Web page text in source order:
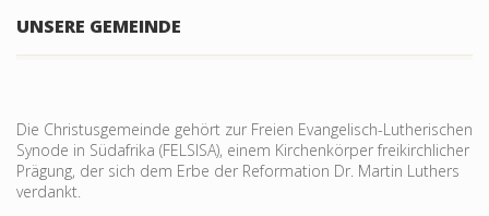
UNSERE GEMEINDE
Die Christusgemeinde gehört zur Freien Evangelisch-Lutherischen
Synode in Südafrika (FELSISA), einem Kirchenkörper freikirchlicher
Prägung, der sich dem Erbe der Reformation Dr. Martin Luthers
verdankt.